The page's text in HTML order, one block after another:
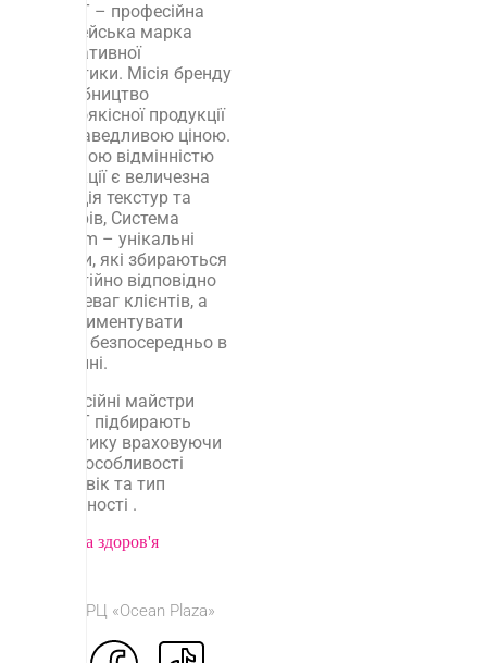
INGLOT – професійна
європейська марка
декоративної
косметики. Місія бренду
–виробництво
високоякісної продукції
за справедливою ціною.
Головною відмінністю
продукції є величезна
колекція текстур та
кольорів, Система
Freedom – унікальні
палітри, які збираються
самостійно відповідно
до переваг клієнтів, а
експериментувати
можна безпосередньо в
магазині.
Професійні майстри
INGLOT підбирають
косметику враховуючи
стиль, особливості
шкіри, вік та тип
зовнішності .
Краса та здоров'я
© 2026 ТРЦ «Ocean Plaza»